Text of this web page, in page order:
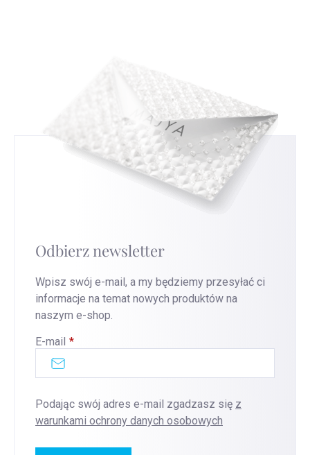
Odbierz newsletter
Wpisz swój e-mail, a my będziemy przesyłać ci
informacje na temat nowych produktów na
naszym e-shop.
E-mail
Podając swój adres e-mail zgadzasz się z
warunkami ochrony danych osobowych